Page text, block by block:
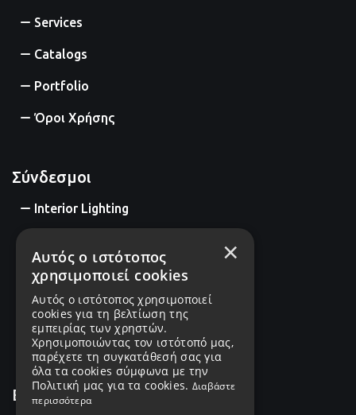
Services
Catalogs
Portfolio
Όροι Χρήσης
Σύνδεσμοι
Interior Lighting
Industrial Lighting
Decorative Lighting
Intelligent Control
Επικοινωνία
×
Αυτός ο ιστότοπος
χρησιμοποιεί cookies
Αυτός ο ιστότοπος χρησιμοποιεί
cookies για τη βελτίωση της
εμπειρίας των χρηστών.
Χρησιμοποιώντας τον ιστότοπό μας,
παρέχετε τη συγκατάθεσή σας για
όλα τα cookies σύμφωνα με την
Πολιτική μας για τα cookies. Διαβάστε
περισσότερα